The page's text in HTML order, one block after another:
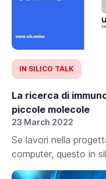
IN SILICO TALK
La ricerca di
piccole molecole
23 March 2022
Se lavori nella
computer, questo in